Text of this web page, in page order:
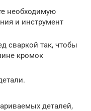
необходимую
и инструмент
сваркой так, чтобы
кромок
деталей,